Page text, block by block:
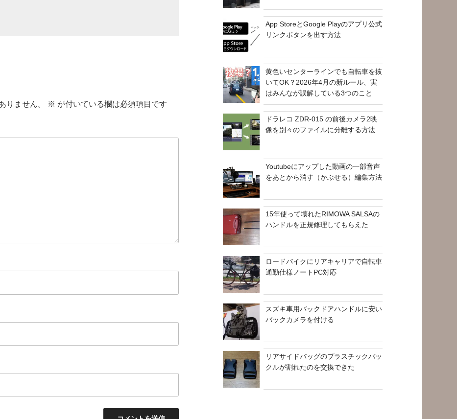
りません。 ※ が付いている欄は必須項目です
App StoreとGoogle Playのアプリ公式
リンクボタンを出す方法
黄色いセンターラインでも自転車を抜
いてOK？2026年4月の新ルール、実
はみんなが誤解している3つのこと
ドラレコ ZDR-015 の前後カメラ2映
像を別々のファイルに分離する方法
Youtubeにアップした動画の一部音声
をあとから消す（かぶせる）編集方法
15年使って壊れたRIMOWA SALSAの
ハンドルを正規修理してもらえた
ロードバイクにリアキャリアで自転車
通勤仕様ノートPC対応
スズキ車用バックドアハンドルに安い
バックカメラを付ける
リアサイドバッグのプラスチックバッ
クルが割れたのを交換できた